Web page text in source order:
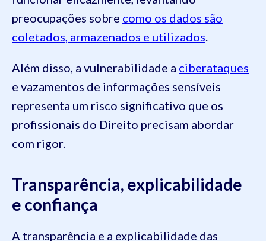
preocupações sobre como os dados são
coletados, armazenados e utilizados
Além disso, a vulnerabilidade a ciberataques
e vazamentos de informações sensíveis
representa um risco significativo que os
profissionais do Direito precisam abordar
com rigor.
Transparência, explicabilidade
e confiança
A transparência e a explicabilidade das